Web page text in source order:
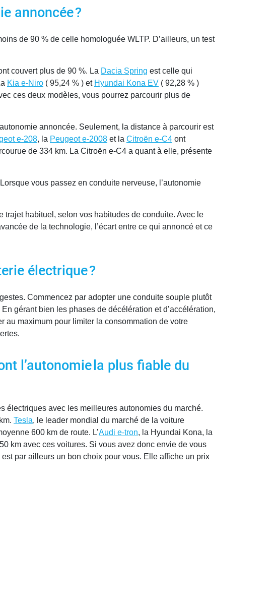
annoncée ?
de 90 % de celle homologuée WLTP. D’ailleurs, un test
couvert plus de 90 %. La Dacia Spring est celle qui
Kia e-Niro ( 95,24 % ) et Hyundai Kona EV ( 92,28 % )
ces deux modèles, vous pourrez parcourir plus de
annoncée. Seulement, la distance à parcourir est
e-208, la Peugeot e-2008 et la Citroën e-C4 ont
de 334 km. La Citroën e-C4 a quant à elle, présente
vous passez en conduite nerveuse, l’autonomie
trajet habituel, selon vos habitudes de conduite. Avec le
de la technologie, l’écart entre ce qui annoncé et ce
électrique ?
Commencez par adopter une conduite souple plutôt
En gérant bien les phases de décélération et d’accélération,
au maximum pour limiter la consommation de votre
l’autonomie la plus fiable du
électriques avec les meilleures autonomies du marché.
Tesla, le leader mondial du marché de la voiture
600 km de route. L’Audi e-tron, la Hyundai Kona, la
km avec ces voitures. Si vous avez donc envie de vous
par ailleurs un bon choix pour vous. Elle affiche un prix